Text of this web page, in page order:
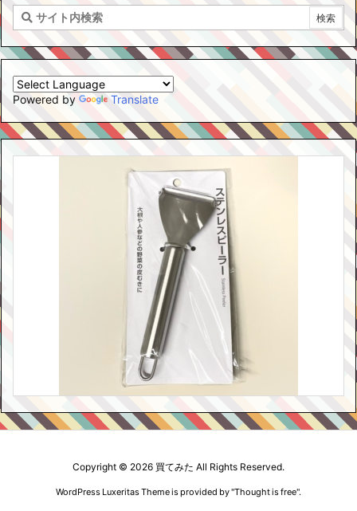
Powered by Translate
Copyright © 2026 買てみた All Rights Reserved.
WordPress Luxeritas Theme is provided by "Thought is free".